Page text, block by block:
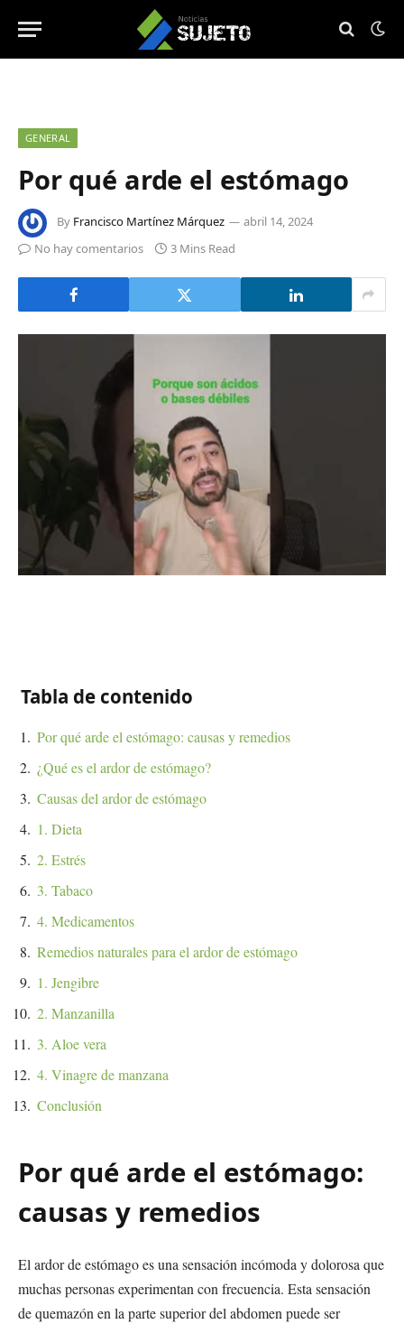
GENERAL
Por qué arde el estómago
By Francisco Martínez Márquez
abril 14, 2024
No hay comentarios
3 Mins Read
Tabla de contenido
Por qué arde el estómago: causas y remedios
¿Qué es el ardor de estómago?
Causas del ardor de estómago
1. Dieta
2. Estrés
3. Tabaco
4. Medicamentos
Remedios naturales para el ardor de estómago
1. Jengibre
2. Manzanilla
3. Aloe vera
4. Vinagre de manzana
Conclusión
Por qué arde el estómago:
causas y remedios
El ardor de estómago es una sensación incómoda y dolorosa que
muchas personas experimentan con frecuencia. Esta sensación
de quemazón en la parte superior del abdomen puede ser